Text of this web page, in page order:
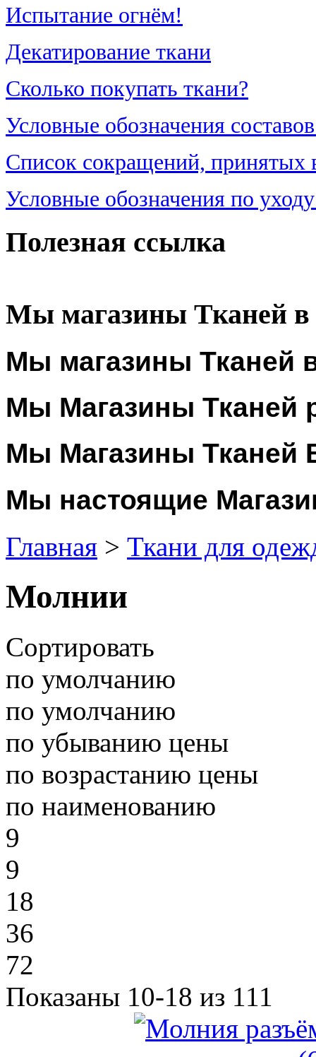
Испытание огнём!
Декатирование ткани
Сколько покупать ткани?
Условные обозначения
Список сокращений, принятых
Условные обозначения по
Полезная ссылка
Мы магазины Тканей
Мы магазины Тканей
Мы Магазины Тканей
Мы Магазины Тканей
Мы настоящие
Главная > Ткани для
Молнии
Сортировать
по умолчанию
по умолчанию
по убыванию цены
по возрастанию цены
по наименованию
9
9
18
36
72
Показаны 10-18 из 111